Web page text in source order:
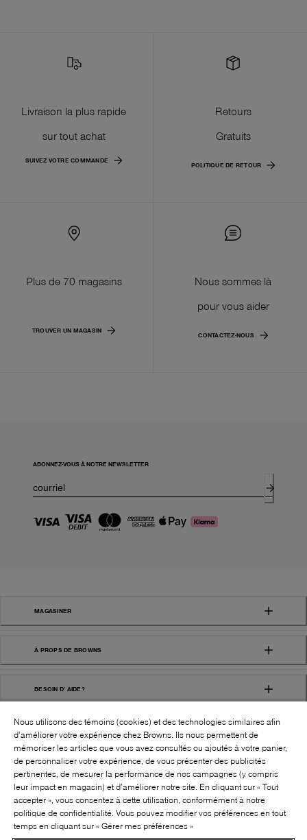
Livraison la plus rapide
sur tout achat
SUIVEZ VOTRE COMMANDE
Retours
Gratuits
POLITIQUE DE RETOUR
Plus de 70 magasins
TROUVER UN MAGASIN
Nous sommes là
pour vous aider
CONTACTEZ-NOUS
ABONNEZ-VOUS À NOTRE NEWSLETTER
MAGASINER
À PROPS DE BROWNS
BESOIN D' AIDE?
BROWNS SHOES INC. TOUS DROITS
RÉSERVÉS
SUIVEZ-NOUS!:
Nous utilisons des témoins (cookies) et des technologies similaires afin
d’améliorer votre expérience chez Browns. Ils nous permettent de
mémoriser les articles que vous avez consultés ou ajoutés à votre panier,
de personnaliser votre expérience, de vous présenter des publicités
pertinentes, de mesurer la performance de nos campagnes (y compris
leur impact en magasin) et d’améliorer notre site. En cliquant sur « Tout
accepter », vous consentez à cette utilisation, conformément à notre
politique de confidentialité. Vous pouvez modifier vos préférences en tout
temps en cliquant sur « Gérer mes préférences »